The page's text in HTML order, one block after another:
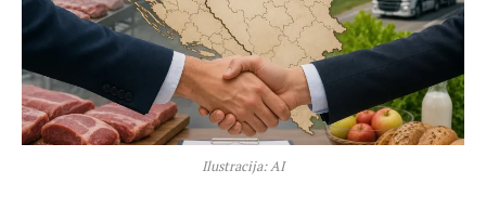
Ilustracija: AI